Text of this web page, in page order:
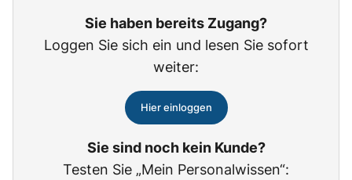
Sie haben bereits Zugang?
Loggen Sie sich ein und lesen Sie sofort
weiter:
Hier einloggen
Sie sind noch kein Kunde?
Testen Sie „Mein Personalwissen“: